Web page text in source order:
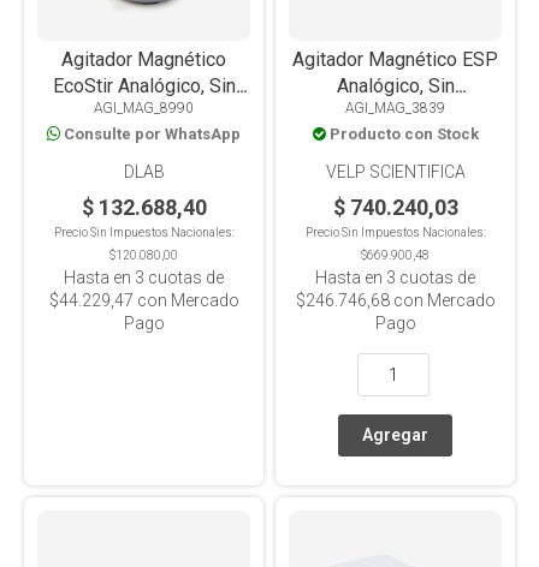
Agitador Magnético
EcoStir Analógico, Sin
Calefacción, Placa PET
Redonda, 1.5L
AGI_MAG_8990
Consulte por WhatsApp
DLAB
$ 132.688,40
Precio Sin Impuestos Nacionales:
$120.080,00
Hasta en 3 cuotas de
$44.229,47 con Mercado
Pago
Agitador Magnético ESP
Analógico, Sin
Calefacción, Sin Motor,
5L
AGI_MAG_3839
Producto con Stock
VELP SCIENTIFICA
$ 740.240,03
Precio Sin Impuestos Nacionales:
$669.900,48
Hasta en 3 cuotas de
$246.746,68con Mercado
Pago